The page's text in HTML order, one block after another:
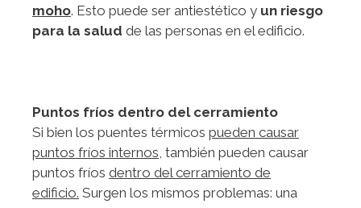
moho. Esto puede ser antiestético y un riesgo
para la salud de las personas en el edificio.
Puntos fríos dentro del cerramiento
Si bien los puentes térmicos pueden causar
puntos fríos internos , también pueden causar
puntos fríos dentro del cerramiento de
edificio. Surgen los mismos problemas: una